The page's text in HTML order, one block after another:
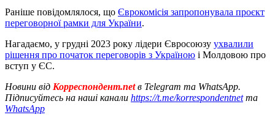
Раніше повідомлялося, що Єврокомісія запропонувала проєкт
переговорної рамки для України.
Нагадаємо, у грудні 2023 року лідери Євросоюзу ухвалили
рішення про початок переговорів з Україною і Молдовою про
вступ у ЄС.
Новини від Корреспондент.netв Telegram та WhatsApp.
Підписуйтесь на наші канали https://t.me/korrespondentnetта
WhatsApp